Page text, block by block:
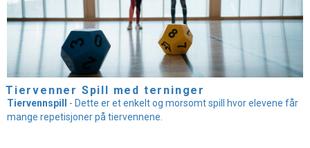
Tiervenner Spill med terninger
Tiervennspill - Dette er et enkelt og morsomt spill hvor elevene får
mange repetisjoner på tiervennene.